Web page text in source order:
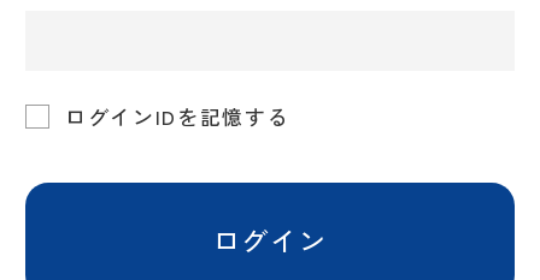
ログインIDを記憶する
ログイン